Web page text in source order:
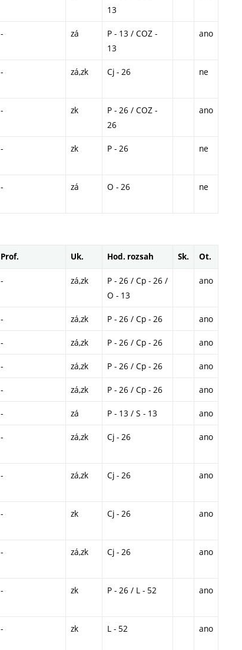
13
- zá
P - 13 / COZ -
13
ano
- zá,zk Cj - 26 ne
- zk
P - 26 / COZ -
26
ano
- zk P - 26 ne
- zá O - 26 ne
Prof. Uk. Hod. rozsah Sk. Ot.
- zá,zk
P - 26 / Cp - 26 /
O - 13
ano
- zá,zk P - 26 / Cp - 26 ano
- zá,zk P - 26 / Cp - 26 ano
- zá,zk P - 26 / Cp - 26 ano
- zá,zk P - 26 / Cp - 26 ano
- zá P - 13 / S - 13 ano
- zá,zk Cj - 26 ano
- zá,zk Cj - 26 ano
- zk Cj - 26 ano
- zá,zk Cj - 26 ano
- zk P - 26 / L - 52 ano
- zk L - 52 ano